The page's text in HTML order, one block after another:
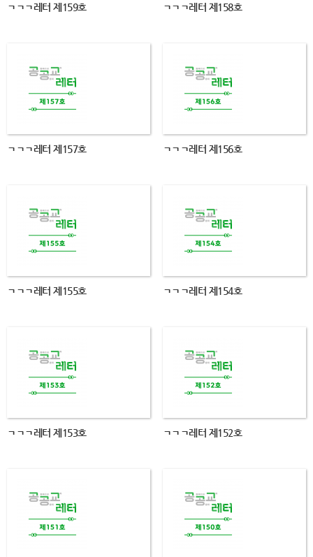
ㄱㄱㄱ레터 제159호 ㄱㄱㄱ레터 제158호
ㄱㄱㄱ레터 제157호 ㄱㄱㄱ레터 제156호
ㄱㄱㄱ레터 제155호 ㄱㄱㄱ레터 제154호
ㄱㄱㄱ레터 제153호 ㄱㄱㄱ레터 제152호